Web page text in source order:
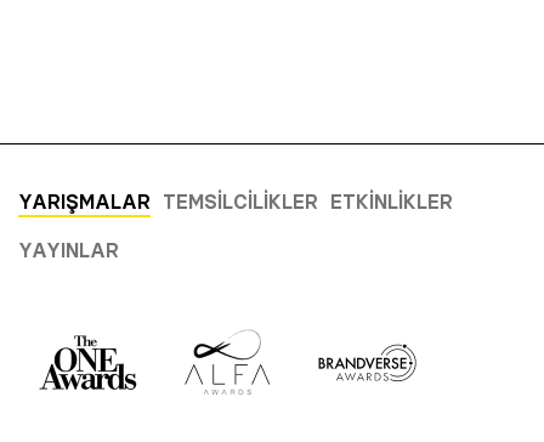
YARIŞMALAR TEMSILCILIKLER ETKINLIKLER
YAYINLAR